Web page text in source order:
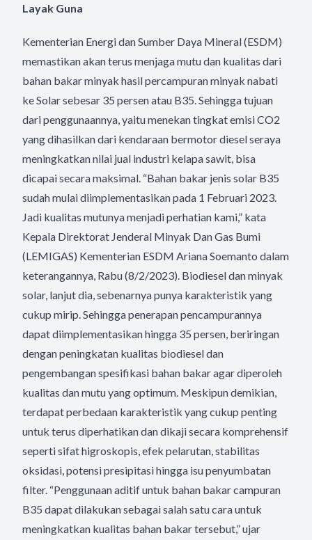
Layak Guna
Kementerian Energi dan Sumber Daya Mineral (ESDM)
memastikan akan terus menjaga mutu dan kualitas dari
bahan bakar minyak hasil percampuran minyak nabati
ke Solar sebesar 35 persen atau B35. Sehingga tujuan
dari penggunaannya, yaitu menekan tingkat emisi CO2
yang dihasilkan dari kendaraan bermotor diesel seraya
meningkatkan nilai jual industri kelapa sawit, bisa
dicapai secara maksimal. “Bahan bakar jenis solar B35
sudah mulai diimplementasikan pada 1 Februari 2023.
Jadi kualitas mutunya menjadi perhatian kami,” kata
Kepala Direktorat Jenderal Minyak Dan Gas Bumi
(LEMIGAS) Kementerian ESDM Ariana Soemanto dalam
keterangannya, Rabu (8/2/2023). Biodiesel dan minyak
solar, lanjut dia, sebenarnya punya karakteristik yang
cukup mirip. Sehingga penerapan pencampurannya
dapat diimplementasikan hingga 35 persen, beriringan
dengan peningkatan kualitas biodiesel dan
pengembangan spesifikasi bahan bakar agar diperoleh
kualitas dan mutu yang optimum. Meskipun demikian,
terdapat perbedaan karakteristik yang cukup penting
untuk terus diperhatikan dan dikaji secara komprehensif
seperti sifat higroskopis, efek pelarutan, stabilitas
oksidasi, potensi presipitasi hingga isu penyumbatan
filter. “Penggunaan aditif untuk bahan bakar campuran
B35 dapat dilakukan sebagai salah satu cara untuk
meningkatkan kualitas bahan bakar tersebut,” ujar